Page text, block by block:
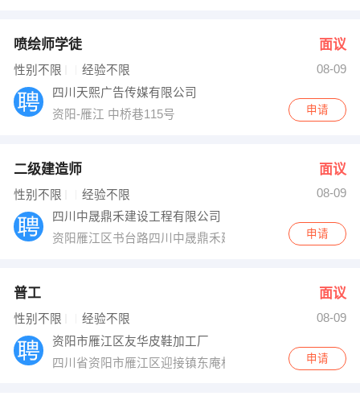
喷绘师学徒 面议
性别不限 经验不限
08-09
四川天熙广告传媒有限公司
资阳-雁江 中桥巷115号
申请
二级建造师 面议
性别不限 经验不限
08-09
四川中晟鼎禾建设工程有限公司
资阳雁江区书台路四川中晟鼎禾建设工程有限公司
申请
普工 面议
性别不限 经验不限
08-09
资阳市雁江区友华皮鞋加工厂
四川省资阳市雁江区迎接镇东庵村十社85号附21号
申请